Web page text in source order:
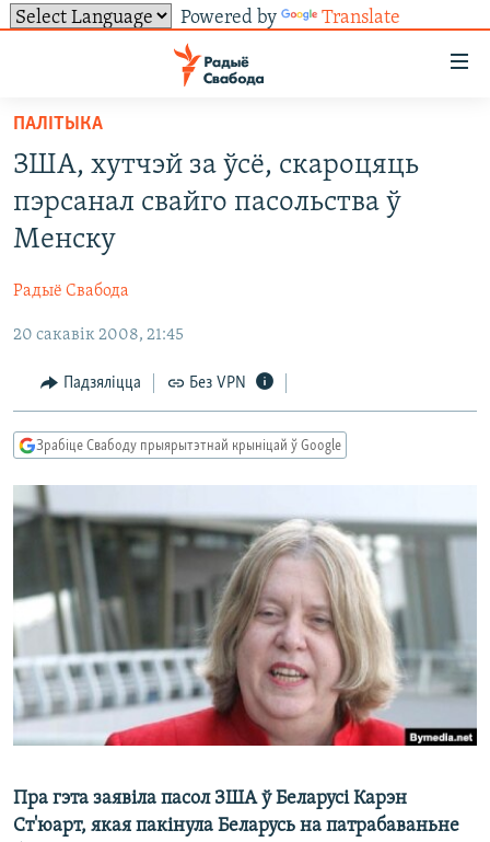
Powered by Translate
ўнівэрсальнага
доступу
Перайсьці
да
галоўнага
зьместу
да
навігацыі
Перайсьці
пошуку
УСЕ НАВІНЫ
ПАЛІТЫКА
ЭКАНОМІКА
ВАЙНА
ПАЛІТВЯЗЬНІ
КУЛЬТУРА
КАЛЯНДАР
ТОЛЬКІ НА СВАБОДЗЕ
ГІСТОРЫЯ НА СВАБОДЗЕ
ПАДКАСТЫ
КНІГІ
PREMIUM
МОВА
НА ХВАЛЯХ СВАБОДЫ
СУВЯЗЬ
ПАДЗЯЛІЦЦА ІНФАРМАЦЫЯЙ
RSS
ПАДКАСТЫ
FACEBOOK
ПАЛІТЫКА
ЗША, хутчэй за ўсё, скароцяць
пэрсанал свайго пасольства ў
Менску
Радыё Свабода
20 сакавік 2008, 21:45
Падзяліцца Без VPN
Зрабіце Свабоду прыярытэтнай крыніцай ў Google
Пра гэта заявіла пасол ЗША ў Беларусі Карэн
Ст'юарт, якая пакінула Беларусь на патрабаваньне